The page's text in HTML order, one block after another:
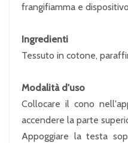
frangifiamma e
Ingredienti
Tessuto in cotone,
Modalità d'uso
Collocare il cono
accendere la parte
Appoggiare la testa